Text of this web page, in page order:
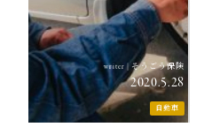
writer| そうごう保険
2020.5.28
自動車